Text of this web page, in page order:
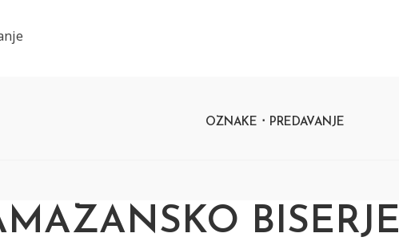
OZNAKE PREDAVANJE
BISERJE